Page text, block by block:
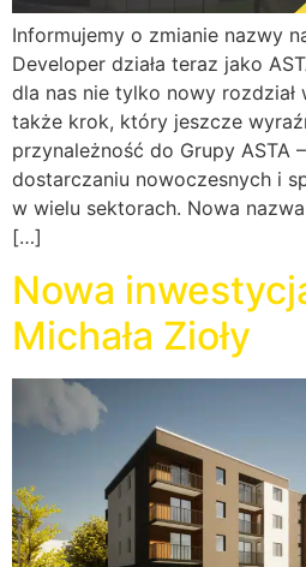
Informujemy o zmianie nazwy
Developer działa teraz jako
dla nas nie tylko nowy rozdział
także krok, który jeszcze
przynależność do Grupy ASTA
dostarczaniu nowoczesnych i
w wielu sektorach. Nowa
[…]
Nowa
Michała Zioły